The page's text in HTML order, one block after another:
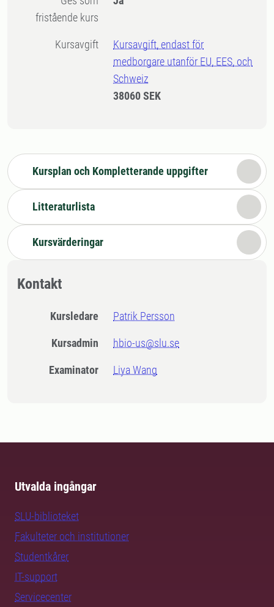
fristående kurs
Kursavgift
Kursavgift, endast för
medborgare utanför EU, EES, och
Schweiz
38060 SEK
Kursplan och Kompletterande uppgifter
Litteraturlista
Kursvärderingar
Kontakt
Kursledare Patrik Persson
Kursadmin hbio-us@slu.se
Examinator Liya Wang
Utvalda ingångar
SLU-biblioteket
Fakulteter och institutioner
Studentkårer
IT-support
Servicecenter